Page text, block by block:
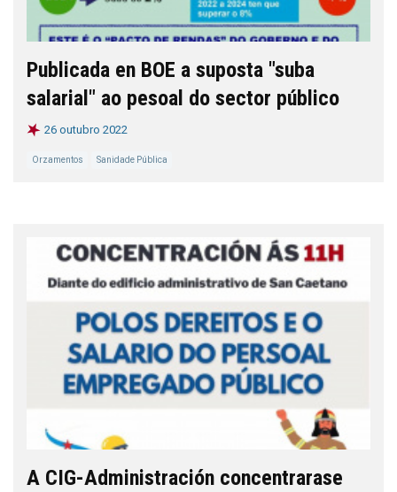
Publicada en BOE a suposta "suba
salarial" ao pesoal do sector público
26 outubro 2022
Orzamentos Sanidade Pública
A CIG-Administración concentrarase